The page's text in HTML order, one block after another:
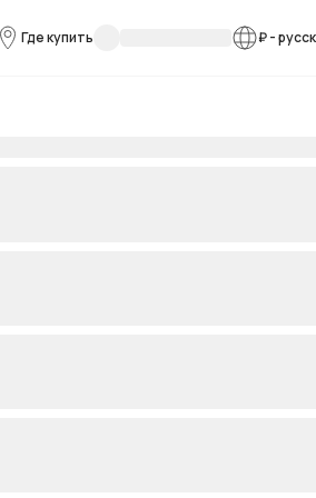
Где купить ₽-